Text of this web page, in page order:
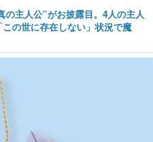
の主人公”がお披露目。4人の主人
の世に存在しない」状況で魔